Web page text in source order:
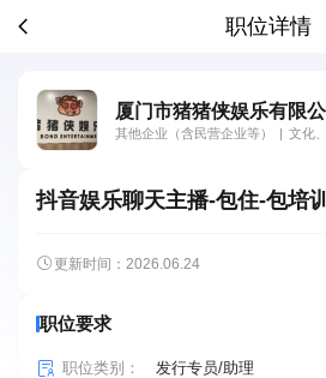
职位详情
厦门市猪猪侠娱乐有限公
其他企业（含民营企业等） | 文化
抖音娱乐聊天主播-包住-包培训
更新时间：2026.06.24
职位要求
职位类别：
发行专员/助理